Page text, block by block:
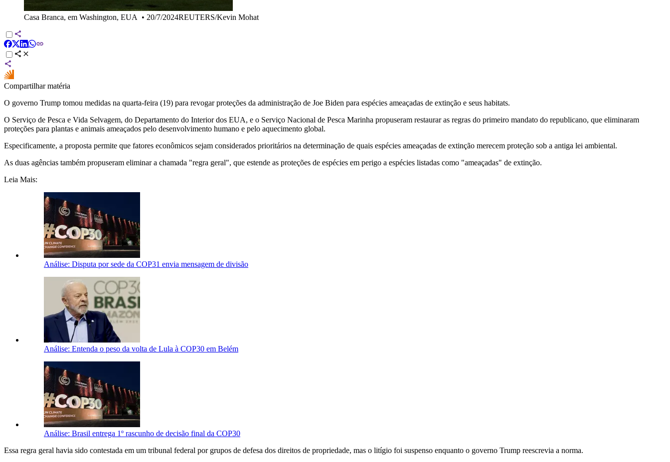
Casa Branca, em Washington, EUA • 20/7/2024REUTERS/Kevin Mohat
Compartilhar matéria
O governo Trump tomou medidas na quarta-feira (19) para revogar proteções da administração de Joe Biden para espécies ameaçadas de extinção e seus habitats.
O Serviço de Pesca e Vida Selvagem, do Departamento do Interior dos EUA, e o Serviço Nacional de Pesca Marinha propuseram restaurar as regras do primeiro mandato do republicano, que eliminaram
proteções para plantas e animais ameaçados pelo desenvolvimento humano e pelo aquecimento global.
Especificamente, a proposta permite que fatores econômicos sejam considerados prioritários na determinação de quais espécies ameaçadas de extinção merecem proteção sob a antiga lei ambiental.
As duas agências também propuseram eliminar a chamada "regra geral", que estende as proteções de espécies em perigo a espécies listadas como "ameaçadas" de extinção.
Leia Mais:
Análise: Disputa por sede da COP31 envia mensagem de divisão
Análise: Entenda o peso da volta de Lula à COP30 em Belém
Análise: Brasil entrega 1º rascunho de decisão final da COP30
Essa regra geral havia sido contestada em um tribunal federal por grupos de defesa dos direitos de propriedade, mas o litígio foi suspenso enquanto o governo Trump reescrevia a norma.